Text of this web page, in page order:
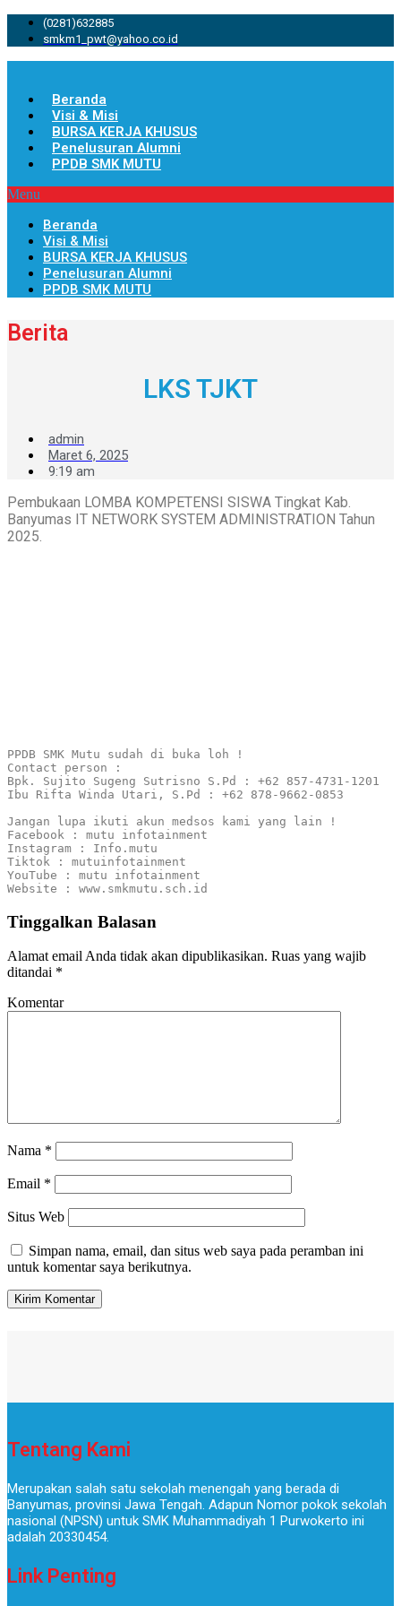
(0281)632885
smkm1_pwt@yahoo.co.id
Beranda
Visi & Misi
BURSA KERJA KHUSUS
Penelusuran Alumni
PPDB SMK MUTU
Menu
Beranda
Visi & Misi
BURSA KERJA KHUSUS
Penelusuran Alumni
PPDB SMK MUTU
Berita
LKS TJKT
admin
Maret 6, 2025
9:19 am
Pembukaan LOMBA KOMPETENSI SISWA Tingkat Kab.
Banyumas IT NETWORK SYSTEM ADMINISTRATION Tahun
2025.
PPDB SMK Mutu sudah di buka loh !
Contact person :
Bpk. Sujito Sugeng Sutrisno S.Pd : +62 857-4731-1201
Ibu Rifta Winda Utari, S.Pd : +62 878-9662-0853
Jangan lupa ikuti akun medsos kami yang lain !
Facebook : mutu infotainment
Instagram : Info.mutu
Tiktok : mutuinfotainment
YouTube : mutu infotainment
Website : www.smkmutu.sch.id
Tinggalkan Balasan
Alamat email Anda tidak akan dipublikasikan. Ruas yang wajib
ditandai *
Komentar
Nama *
Email *
Situs Web
Simpan nama, email, dan situs web saya pada peramban ini
untuk komentar saya berikutnya.
Tentang Kami
Merupakan salah satu sekolah menengah yang berada di
Banyumas, provinsi Jawa Tengah. Adapun Nomor pokok sekolah
nasional (NPSN) untuk SMK Muhammadiyah 1 Purwokerto ini
adalah 20330454.
Link Penting